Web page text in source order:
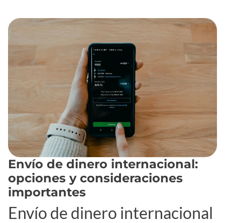
Envío de dinero internacional:
opciones y consideraciones
importantes
Envío de dinero internacional